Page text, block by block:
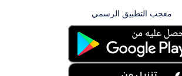
معجب التطبيق الرسمي